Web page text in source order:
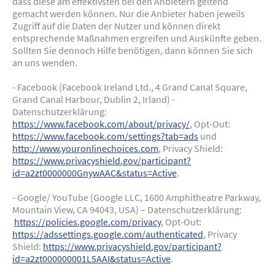
gemacht werden können. Nur die Anbieter haben jeweils
Zugriff auf die Daten der Nutzer und können direkt
entsprechende Maßnahmen ergreifen und Auskünfte geben.
Sollten Sie dennoch Hilfe benötigen, dann können Sie sich
an uns wenden.
- Facebook (Facebook Ireland Ltd., 4 Grand Canal Square,
Grand Canal Harbour, Dublin 2, Irland) -
Datenschutzerklärung:
https://www.facebook.com/about/privacy/, Opt-Out:
https://www.facebook.com/settings?tab=ads und
http://www.youronlinechoices.com, Privacy Shield:
https://www.privacyshield.gov/participant?
id=a2zt0000000GnywAAC&status=Active.
- Google/ YouTube (Google LLC, 1600 Amphitheatre Parkway,
Mountain View, CA 94043, USA) – Datenschutzerklärung:
https://policies.google.com/privacy, Opt-Out:
https://adssettings.google.com/authenticated, Privacy
Shield: https://www.privacyshield.gov/participant?
id=a2zt000000001L5AAI&status=Active.